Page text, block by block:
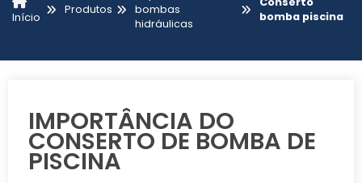
Início
Produtos
bombas
hidráulicas
bomba piscina
IMPORTÂNCIA DO
CONSERTO DE BOMBA DE
PISCINA